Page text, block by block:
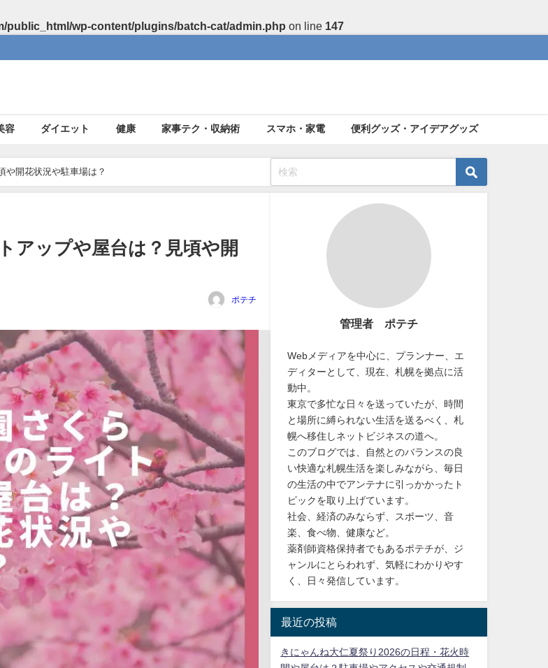
public_html/wp-content/plugins/batch-cat/admin.php on line 147
容 ダイエット 健康 家事テク・収納術 スマホ・家電 便利グッズ・アイデアグッズ
や開花状況や駐車場は？
アップや屋台は？見頃や開
ポテチ
管理者 ポテチ
Webメディアを中心に、プランナー、エ
ディターとして、現在、札幌を拠点に活
動中。
東京で多忙な日々を送っていたが、時間
と場所に縛られない生活を送るべく、札
幌へ移住しネットビジネスの道へ。
このブログでは、自然とのバランスの良
い快適な札幌生活を楽しみながら、毎日
の生活の中でアンテナに引っかかったト
ピックを取り上げています。
社会、経済のみならず、スポーツ、音
楽、食べ物、健康など。
薬剤師資格保持者でもあるポテチが、ジ
ャンルにとらわれず、気軽にわかりやす
く、日々発信しています。
最近の投稿
きにゃんね大仁夏祭り2026の日程・花火時